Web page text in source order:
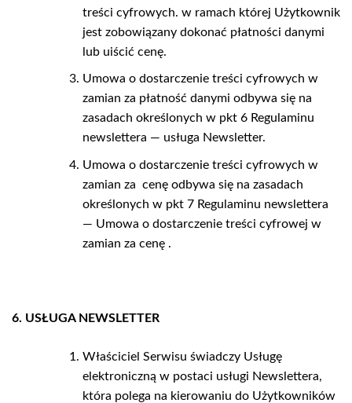
treści cyfrowych. w ramach której Użytkownik
jest zobowiązany dokonać płatności danymi
lub uiścić cenę.
Umowa o dostarczenie treści cyfrowych w
zamian za płatność danymi odbywa się na
zasadach określonych w pkt 6 Regulaminu
newslettera — usługa Newsletter.
Umowa o dostarczenie treści cyfrowych w
zamian za cenę odbywa się na zasadach
określonych w pkt 7 Regulaminu newslettera
— Umowa o dostarczenie treści cyfrowej w
zamian za cenę .
6. USŁUGA NEWSLETTER
Właściciel Serwisu świadczy Usługę
elektroniczną w postaci usługi Newslettera,
która polega na kierowaniu do Użytkowników